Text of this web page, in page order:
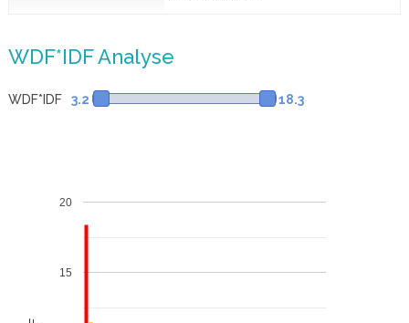
WDF*IDF Analyse
WDF*IDF 3.2 18.3
15
20